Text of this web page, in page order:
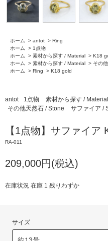
ホーム > antot > Ring
ホーム
> 1点物
ホーム
> 素材から探す / Material > K18
ホーム
> 素材から探す / Material > その
ホーム
> Ring > K18 gold
antot 1点物 素材から探す / Material
その他天然石 / Stone
サファイア /
【1点物】サファイア
RA-011
209,000円(税込)
在庫状況 在庫 1 残りわずか
サイズ